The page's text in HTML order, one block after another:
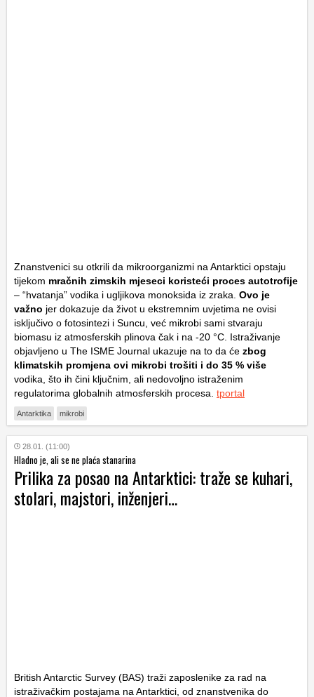
Znanstvenici su otkrili da mikroorganizmi na Antarktici opstaju
tijekom mračnih zimskih mjeseci koristeći proces autotrofije
– “hvatanja” vodika i ugljikova monoksida iz zraka. Ovo je
važno jer dokazuje da život u ekstremnim uvjetima ne ovisi
isključivo o fotosintezi i Suncu, već mikrobi sami stvaraju
biomasu iz atmosferskih plinova čak i na -20 °C. Istraživanje
objavljeno u The ISME Journal ukazuje na to da će zbog
klimatskih promjena ovi mikrobi trošiti i do 35 % više
vodika, što ih čini ključnim, ali nedovoljno istraženim
regulatorima globalnih atmosferskih procesa. tportal
Antarktika mikrobi
28.01. (11:00)
Hladno je, ali se ne plaća stanarina
Prilika za posao na Antarktici: traže se kuhari,
stolari, majstori, inženjeri…
British Antarctic Survey (BAS) traži zaposlenike za rad na
istraživačkim postajama na Antarktici, od znanstvenika do